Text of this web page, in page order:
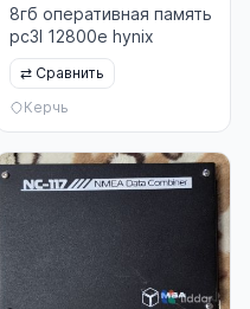
8гб оперативная память
pc3l 12800e hynix
⇄ Сравнить
Керчь